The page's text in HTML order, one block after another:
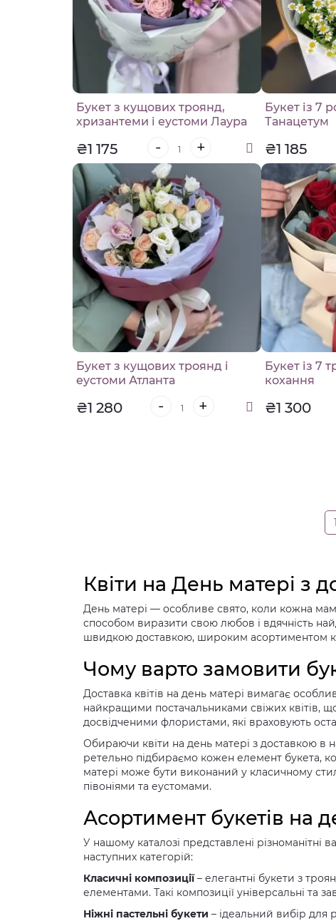
Букет з кущових троянд,
хризантеми і еустоми Лаура
₴1 175 - +
Букет із 7
Танацетум
₴1 185
Букет з кущових троянд і
еустоми Атланта
₴1 280 - +
Букет із 7
кохання
₴1 300
1
Квіти на День матері з
День матері — особливе свято, коли кожна
способом виразити свою любов і вдячність
швидкою доставкою, широким асортиментом
Чому варто замовити
Доставка квітів на день матері вимагає
найкращими постачальниками свіжих квітів,
досвідченими флористами, які враховують
Обираючи квіти на день матері з доставкою в
ретельно підбираємо кожен елемент букета,
матері може бути виконаний у класичному
півоніями та еустомами.
Асортимент букетів на
У нашому каталозі представлені
наступних категорій:
Класичні композиції – елегантні букети з
елементами. Такі композиції універсальні та
Ніжні пастельні букети – ідеальний вибір для